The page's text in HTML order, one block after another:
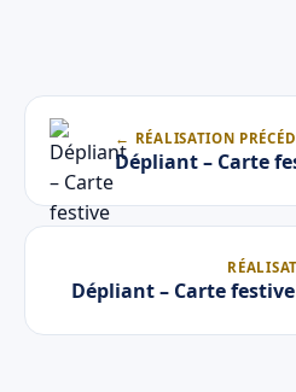
← RÉALISATION
Dépliant – Carte
Dépliant – Carte